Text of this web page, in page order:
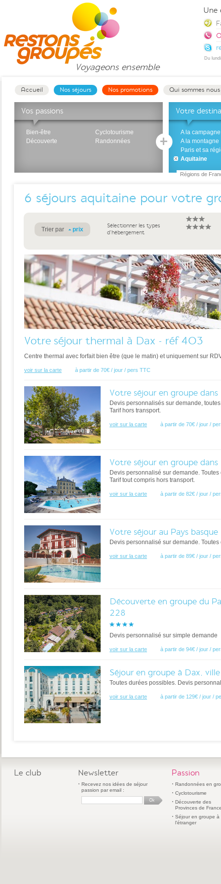
Voyageons ensemble
Accueil Nos séjours Nos promotions Qui sommes
Vos passions
Bien-être
Cyclotourisme
Découverte
Randonnées
Votre
A la campagne
A la montagne
Paris et sa
Aquitaine
Régions de
6 séjours aquitaine pour votre
Trier par prix
Sélectionner les types
d'hébergement
Votre séjour thermal à Dax - réf 403
Centre thermal avec forfait bien être (que le matin) et uniquement sur
voir sur la carte à partir de 70€ / jour / pers TTC
Votre séjour en groupe dans
Devis personnalisés sur demande,
Tarif hors transport.
voir sur la carte à partir de 70€ / jour /
Votre séjour en groupe
Devis personnalisé sur demande.
Tarif tout compris hors transport.
voir sur la carte à partir de 82€ / jour /
Votre séjour au Pays
Devis personnalisé sur demande.
voir sur la carte à partir de 89€ / jour /
Découverte en groupe du
228
Devis personnalisé sur simple demande
voir sur la carte à partir de 94€ / jour /
Séjour en groupe à Dax,
Toutes durées possibles. Devis
voir sur la carte à partir de 129€ / jour /
Une
Du
Le club Newsletter
Recevez nos idées de séjour
passion par email :
Passion
Randonnées en
Cyclotourisme
Découverte des
Provinces de
Séjour en groupe à
l'étranger